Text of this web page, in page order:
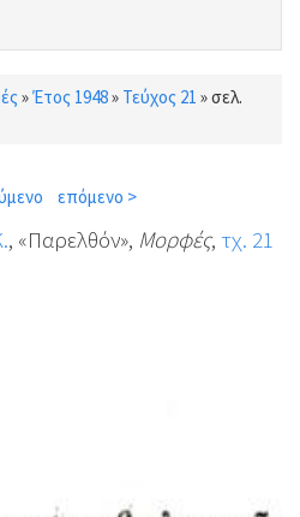
»Έτος 1948» Τεύχος 21 »σελ.
επόμενο >
, «Παρελθόν», Μορφές, τχ. 21